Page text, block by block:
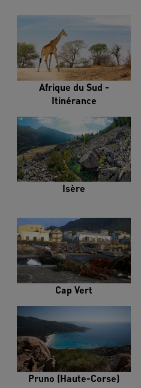
Afrique du Sud -
Itinérance
Isère
Cap Vert
Pruno (Haute-Corse)